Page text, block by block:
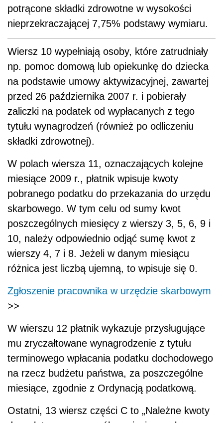
potrącone składki zdrowotne w wysokości
nieprzekraczającej 7,75% podstawy wymiaru.
Wiersz 10 wypełniają osoby, które zatrudniały
np. pomoc domową lub opiekunkę do dziecka
na podstawie umowy aktywizacyjnej, zawartej
przed 26 października 2007 r. i pobierały
zaliczki na podatek od wypłacanych z tego
tytułu wynagrodzeń (również po odliczeniu
składki zdrowotnej).
W polach wiersza 11, oznaczających kolejne
miesiące 2009 r., płatnik wpisuje kwoty
pobranego podatku do przekazania do urzędu
skarbowego. W tym celu od sumy kwot
poszczególnych miesięcy z wierszy 3, 5, 6, 9 i
10, należy odpowiednio odjąć sumę kwot z
wierszy 4, 7 i 8. Jeżeli w danym miesiącu
różnica jest liczbą ujemną, to wpisuje się 0.
Zgłoszenie pracownika w urzędzie skarbowym
>>
W wierszu 12 płatnik wykazuje przysługujące
mu zryczałtowane wynagrodzenie z tytułu
terminowego wpłacania podatku dochodowego
na rzecz budżetu państwa, za poszczególne
miesiące, zgodnie z Ordynacją podatkową.
Ostatni, 13 wiersz części C to „Należne kwoty